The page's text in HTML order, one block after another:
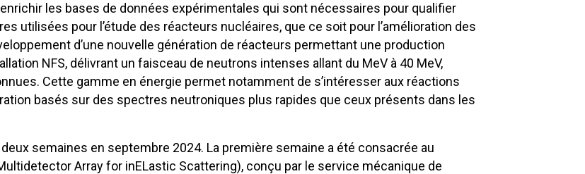
les bases de données expérimentales qui sont nécessaires pour qualifier
utilisées pour l’étude des réacteurs nucléaires, que ce soit pour l’amélioration des
d’une nouvelle génération de réacteurs permettant une production
NFS, délivrant un faisceau de neutrons intenses allant du MeV à 40 MeV,
Cette gamme en énergie permet notamment de s’intéresser aux réactions
basés sur des spectres neutroniques plus rapides que ceux présents dans les
semaines en septembre 2024. La première semaine a été consacrée au
Array for inELastic Scattering), conçu par le service mécanique de